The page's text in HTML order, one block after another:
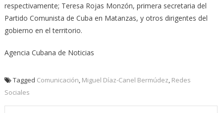
respectivamente; Teresa Rojas Monzón, primera secretaria del
Partido Comunista de Cuba en Matanzas, y otros dirigentes del
gobierno en el territorio.
Agencia Cubana de Noticias
Tagged Comunicación, Miguel Díaz-Canel Bermúdez, Redes
Sociales